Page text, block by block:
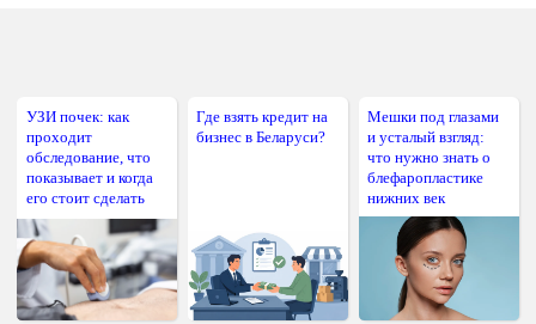
УЗИ почек: как
проходит
обследование, что
показывает и когда
его стоит сделать
Где взять кредит на
бизнес в Беларуси?
Мешки под глазами
и усталый взгляд:
что нужно знать о
блефаропластике
нижних век